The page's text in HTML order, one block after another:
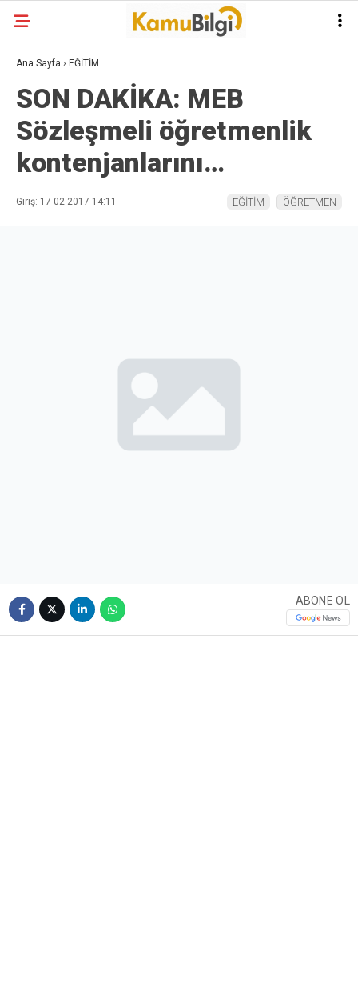
Ana Sayfa › EĞİTİM
SON DAKİKA: MEB
Sözleşmeli öğretmenlik
kontenjanlarını…
Giriş: 17-02-2017 14:11 EĞİTİM ÖĞRETMEN
ABONE OL